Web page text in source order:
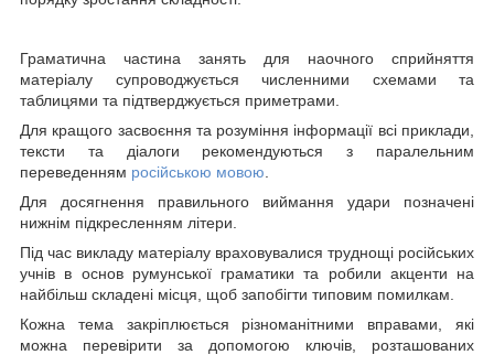
Граматична частина занять для наочного сприйняття
матеріалу супроводжується численними схемами та
таблицями та підтверджується приметрами.
Для кращого засвоєння та розуміння інформації всі приклади,
тексти та діалоги рекомендуються з паралельним
переведенням російською мовою
Для досягнення правильного виймання удари позначені
нижнім підкресленням літери.
Під час викладу матеріалу враховувалися труднощі російських
учнів в основ румунської граматики та робили акценти на
найбільш складені місця, щоб запобігти типовим помилкам.
Кожна тема закріплюється різноманітними вправами, які
можна перевірити за допомогою ключів, розташованих